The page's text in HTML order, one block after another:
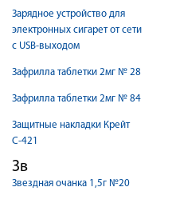
Зарядное устройство для
электронных сигарет от сети
c USB-выходом
Зафрилла таблетки 2мг № 28
Зафрилла таблетки 2мг № 84
Защитные накладки Крейт
С-421
Зв
Звездная очанка 1,5г №20